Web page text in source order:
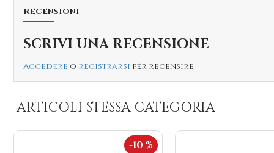
RECENSIONI
SCRIVI UNA RECENSIONE
Accedere o registrarsi per recensire
ARTICOLI STESSA CATEGORIA
-10 %